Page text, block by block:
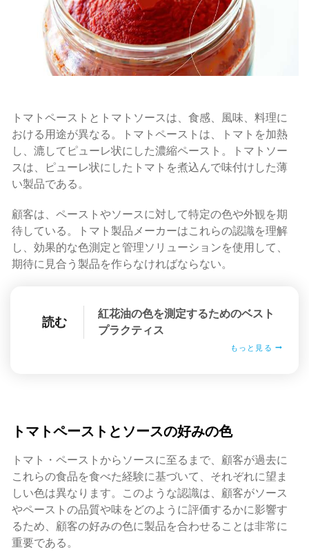
トマトペーストとトマトソースは、食感、風味、料理に
おける用途が異なる。トマトペーストは、トマトを加熱
し、漉してピューレ状にした濃縮ペースト。トマトソー
スは、ピューレ状にしたトマトを煮込んで味付けした薄
い製品である。
顧客は、ペーストやソースに対して特定の色や外観を期
待している。トマト製品メーカーはこれらの認識を理解
し、効果的な色測定と管理ソリューションを使用して、
期待に見合う製品を作らなければならない。
読む
紅花油の色を測定するためのベスト
プラクティス
もっと見る
トマトペーストとソースの好みの色
トマト・ペーストからソースに至るまで、顧客が過去に
これらの食品を食べた経験に基づいて、それぞれに望ま
しい色は異なります。このような認識は、顧客がソース
やペーストの品質や味をどのように評価するかに影響す
るため、顧客の好みの色に製品を合わせることは非常に
重要である。